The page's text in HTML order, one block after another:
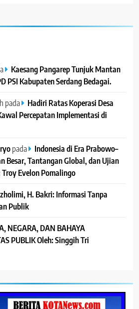
Kaesang Pangarep Tunjuk Mantan
PSI Kabupaten Serdang Bedagai.
pada
Hadiri Ratas Koperasi Desa
Percepatan Implementasi di
pada
Indonesia di Era Prabowo–
Besar, Tantangan Global, dan Ujian
Evelon Pomalingo
H. Bakri: Informasi Tanpa
Publik
NEGARA, DAN BAHAYA
PUBLIK Oleh: Singgih Tri